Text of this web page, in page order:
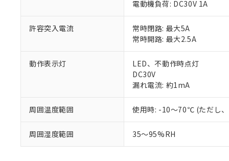
電動機負荷: DC30V 1A
許容突入電流
常時閉路: 最大5A
常時開路: 最大2.5A
動作表示灯
LED、不動作時点灯
DC30V
漏れ電流: 約1mA
周囲温度範囲 使用時: -10～70℃ (ただし、
周囲湿度範囲 35～95%RH
ご利用条件
※1 対応状況
対応済み：EU
対応予定：EU
対応予定なし：
調査・確認中：